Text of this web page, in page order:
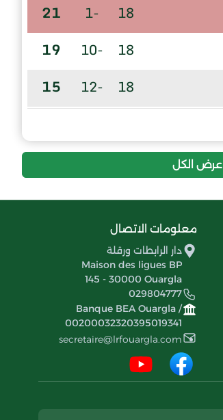
18
-1
21
18
-10
19
18
-12
15
عرض الكل
معلومات الاتصال
دار الرابطات ورقلة
Maison des ligues BP
145 - 30000 Ouargla
029804777
Banque BEA Ouargla /
00200032320395019341
secretaire@lrfouargla.com